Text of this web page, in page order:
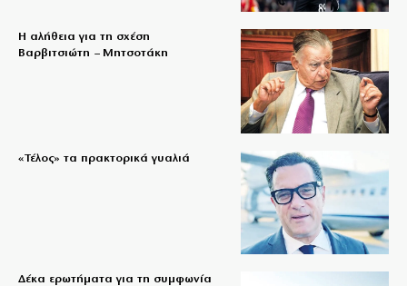
Η αλήθεια για τη σχέση
Βαρβιτσιώτη – Μητσοτάκη
«Τέλος» τα πρακτορικά γυαλιά
Δέκα ερωτήματα για τη συμφωνία